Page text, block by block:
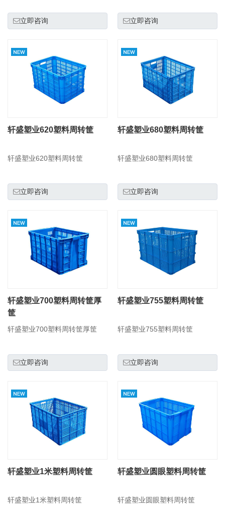
立即咨询 立即咨询
轩盛塑业620塑料周转筐
轩盛塑业620塑料周转筐
立即咨询
轩盛塑业680塑料周转筐
轩盛塑业680塑料周转筐
立即咨询
轩盛塑业700塑料周转筐厚
筐
轩盛塑业700塑料周转筐厚筐
立即咨询
轩盛塑业755塑料周转筐
轩盛塑业755塑料周转筐
立即咨询
轩盛塑业1米塑料周转筐
轩盛塑业1米塑料周转筐
轩盛塑业圆眼塑料周转筐
轩盛塑业圆眼塑料周转筐